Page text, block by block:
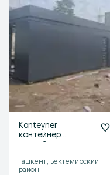
Konteyner
контейнер
контейнер
Ташкент, Бектемирский
район